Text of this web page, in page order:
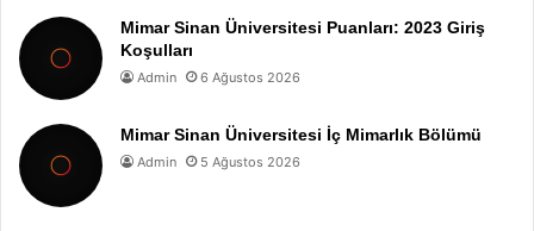
Mimar Sinan Üniversitesi Puanları: 2023 Giriş
Koşulları
Admin 6 Ağustos 2026
Mimar Sinan Üniversitesi İç Mimarlık Bölümü
Admin 5 Ağustos 2026